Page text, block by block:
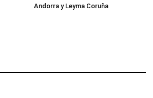
Andorra y Leyma Coruña